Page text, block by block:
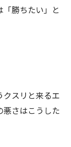
「勝ちたい」と
クスリと来るエ
悪さはこうした